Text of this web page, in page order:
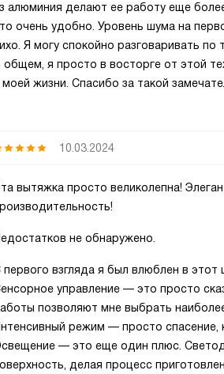
алюминия делают ее работу еще
очень удобно. Уровень шума на
Я могу спокойно разговаривать по
общем, я просто в восторге от этой
моей жизни. Спасибо за такой
10.03.2024
вытяжка просто великолепна!
не обнаружено.
первого взгляда я был влюблен в
управление — это просто
позволяют мне выбрать
режим — просто спасение,
— это еще один плюс.
делая процесс